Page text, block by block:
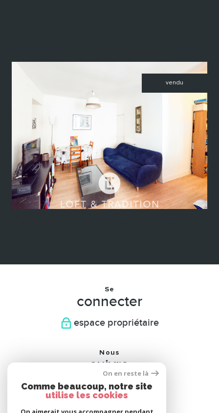
vendu
voir le bien
Se
connecter
espace propriétaire
Nous
suivre
On en reste là
Comme beaucoup, notre site
utilise les cookies